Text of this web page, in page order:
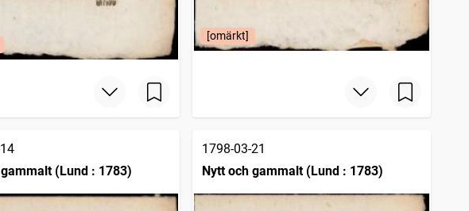
[omärkt]
(Lund : 1783)
1798-03-21
Nytt och gammalt (Lund : 1783)